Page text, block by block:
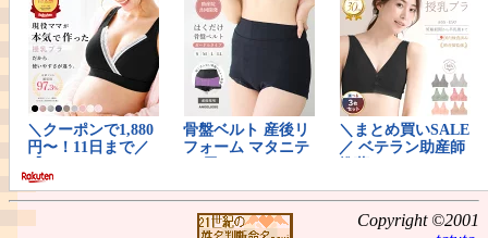
Copyright ©2001